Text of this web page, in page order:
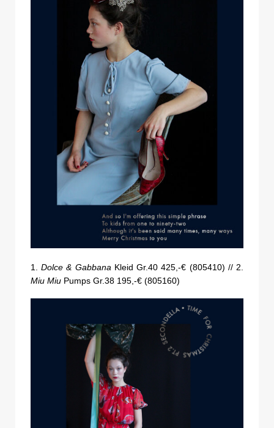
1.Dolce & Gabbana Kleid Gr.40 425,-€ (805410) // 2.
Miu Miu Pumps Gr.38 195,-€ (805160)